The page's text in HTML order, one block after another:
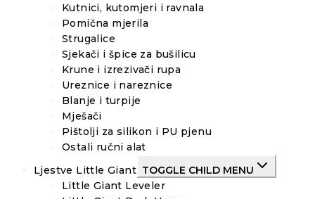
Kutnici, kutomjeri i ravnala
Pomična mjerila
Strugalice
Sjekači i špice za bušilicu
Krune i izrezivači rupa
Ureznice i nareznice
Blanje i turpije
Mješači
Pištolji za silikon i PU pjenu
Ostali ručni alat
Ljestve Little Giant TOGGLE CHILD MENU
Little Giant Leveler